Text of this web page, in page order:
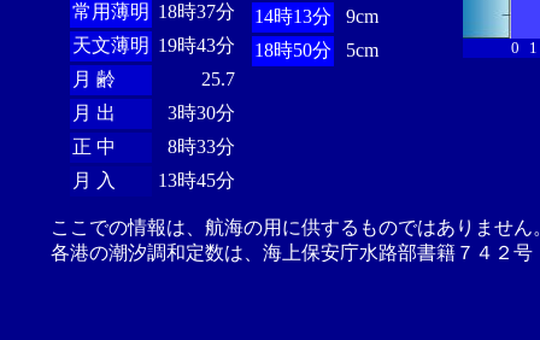
常用薄明 18時37分
天文薄明 19時43分
月 齢
25.7
月 出
3時30分
正 中
8時33分
月 入
13時45分
14時13分
9cm
18時50分
5cm 0 1
ここでの情報は、航海の用に供するものではありませ
各港の潮汐調和定数は、海上保安庁水路部書籍７４２